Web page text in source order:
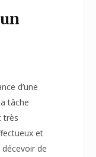
d’une
tâche
très
et
de